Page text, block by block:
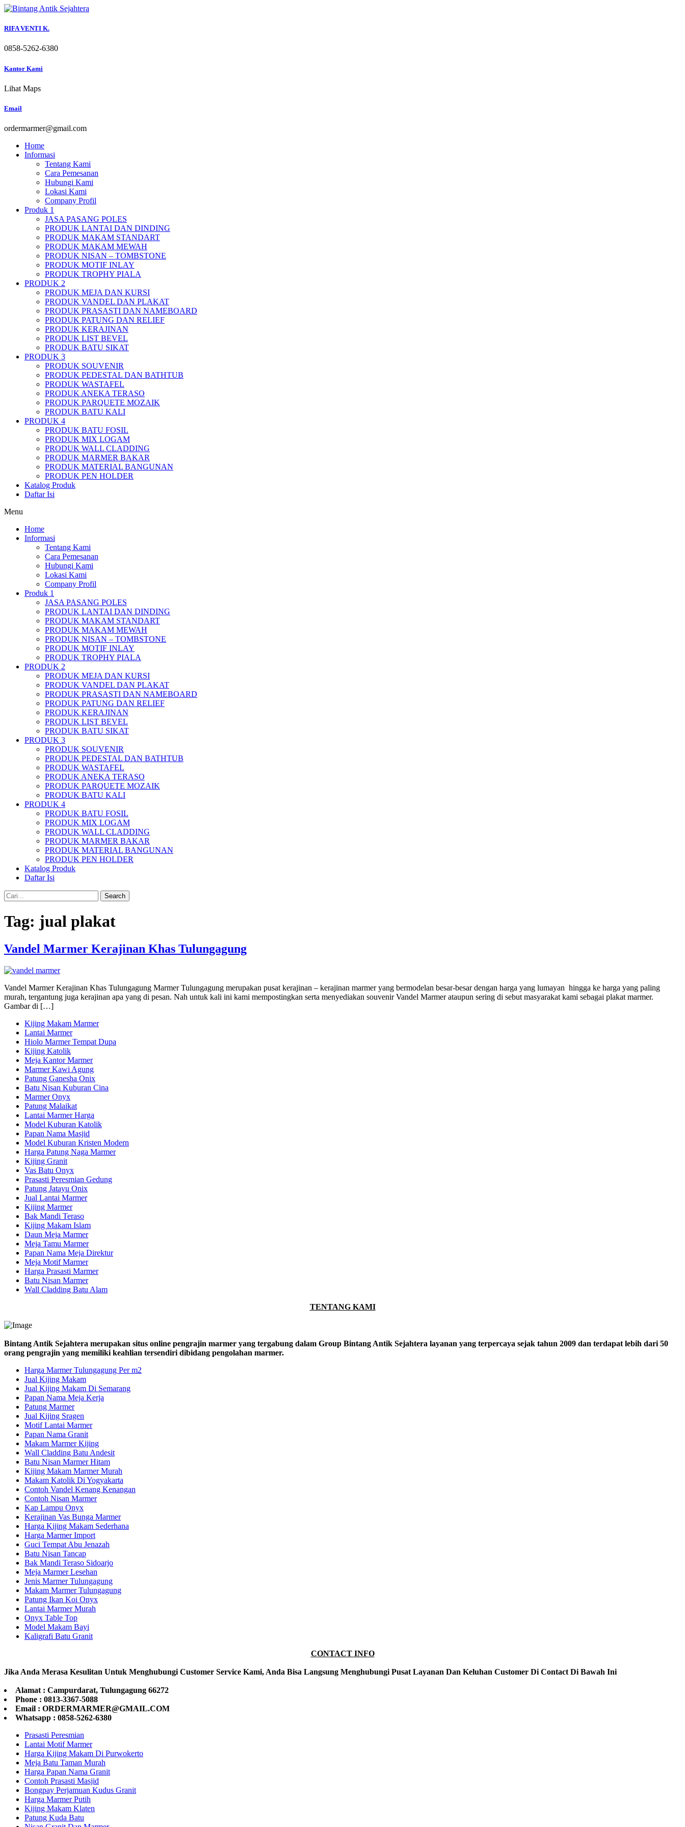
Skip
content
RIFA VENTI K.
0858-5262-6380
Kantor Kami
Lihat Maps
Email
ordermarmer@gmail.com
Home
Informasi
Tentang Kami
Cara Pemesanan
Hubungi Kami
Lokasi Kami
Company Profil
Produk 1
JASA PASANG POLES
PRODUK LANTAI DAN DINDING
PRODUK MAKAM STANDART
PRODUK MAKAM MEWAH
PRODUK NISAN – TOMBSTONE
PRODUK MOTIF INLAY
PRODUK TROPHY PIALA
PRODUK 2
PRODUK MEJA DAN KURSI
PRODUK VANDEL DAN PLAKAT
PRODUK PRASASTI DAN NAMEBOARD
PRODUK PATUNG DAN RELIEF
PRODUK KERAJINAN
PRODUK LIST BEVEL
PRODUK BATU SIKAT
PRODUK 3
PRODUK SOUVENIR
PRODUK PEDESTAL DAN BATHTUB
PRODUK WASTAFEL
PRODUK ANEKA TERASO
PRODUK PARQUETE MOZAIK
PRODUK BATU KALI
PRODUK 4
PRODUK BATU FOSIL
PRODUK MIX LOGAM
PRODUK WALL CLADDING
PRODUK MARMER BAKAR
PRODUK MATERIAL BANGUNAN
PRODUK PEN HOLDER
Katalog Produk
Daftar Isi
Menu
Home
Informasi
Tentang Kami
Cara Pemesanan
Hubungi Kami
Lokasi Kami
Company Profil
Produk 1
JASA PASANG POLES
PRODUK LANTAI DAN DINDING
PRODUK MAKAM STANDART
PRODUK MAKAM MEWAH
PRODUK NISAN – TOMBSTONE
PRODUK MOTIF INLAY
PRODUK TROPHY PIALA
PRODUK 2
PRODUK MEJA DAN KURSI
PRODUK VANDEL DAN PLAKAT
PRODUK PRASASTI DAN NAMEBOARD
PRODUK PATUNG DAN RELIEF
PRODUK KERAJINAN
PRODUK LIST BEVEL
PRODUK BATU SIKAT
PRODUK 3
PRODUK SOUVENIR
PRODUK PEDESTAL DAN BATHTUB
PRODUK WASTAFEL
PRODUK ANEKA TERASO
PRODUK PARQUETE MOZAIK
PRODUK BATU KALI
PRODUK 4
PRODUK BATU FOSIL
PRODUK MIX LOGAM
PRODUK WALL CLADDING
PRODUK MARMER BAKAR
PRODUK MATERIAL BANGUNAN
PRODUK PEN HOLDER
Katalog Produk
Daftar Isi
Search
Tag: jual plakat
Vandel Marmer Kerajinan Khas Tulungagung
Vandel Marmer Kerajinan Khas Tulungagung Marmer Tulungagung merupakan pusat kerajinan – kerajinan marmer yang bermodelan besar-besar dengan harga yang lumayan hingga ke harga yang paling
murah, tergantung juga kerajinan apa yang di pesan. Nah untuk kali ini kami mempostingkan serta menyediakan souvenir Vandel Marmer ataupun sering di sebut masyarakat kami sebagai plakat marmer.
Gambar di […]
Kijing Makam Marmer
Lantai Marmer
Hiolo Marmer Tempat Dupa
Kijing Katolik
Meja Kantor Marmer
Marmer Kawi Agung
Patung Ganesha Onix
Batu Nisan Kuburan Cina
Marmer Onyx
Patung Malaikat
Lantai Marmer Harga
Model Kuburan Katolik
Papan Nama Masjid
Model Kuburan Kristen Modern
Harga Patung Naga Marmer
Kijing Granit
Vas Batu Onyx
Prasasti Peresmian Gedung
Patung Jatayu Onix
Jual Lantai Marmer
Kijing Marmer
Bak Mandi Teraso
Kijing Makam Islam
Daun Meja Marmer
Meja Tamu Marmer
Papan Nama Meja Direktur
Meja Motif Marmer
Harga Prasasti Marmer
Batu Nisan Marmer
Wall Cladding Batu Alam
TENTANG KAMI
Bintang Antik Sejahtera merupakan situs online pengrajin marmer yang tergabung dalam Group Bintang Antik Sejahtera layanan yang terpercaya sejak tahun 2009 dan terdapat lebih dari 50
orang pengrajin yang memiliki keahlian tersendiri dibidang pengolahan marmer.
Harga Marmer Tulungagung Per m2
Jual Kijing Makam
Jual Kijing Makam Di Semarang
Papan Nama Meja Kerja
Patung Marmer
Jual Kijing Sragen
Motif Lantai Marmer
Papan Nama Granit
Makam Marmer Kijing
Wall Cladding Batu Andesit
Batu Nisan Marmer Hitam
Kijing Makam Marmer Murah
Makam Katolik Di Yogyakarta
Contoh Vandel Kenang Kenangan
Contoh Nisan Marmer
Kap Lampu Onyx
Kerajinan Vas Bunga Marmer
Harga Kijing Makam Sederhana
Harga Marmer Import
Guci Tempat Abu Jenazah
Batu Nisan Tancap
Bak Mandi Teraso Sidoarjo
Meja Marmer Lesehan
Jenis Marmer Tulungagung
Makam Marmer Tulungagung
Patung Ikan Koi Onyx
Lantai Marmer Murah
Onyx Table Top
Model Makam Bayi
Kaligrafi Batu Granit
CONTACT INFO
Jika Anda Merasa Kesulitan Untuk Menghubungi Customer Service Kami, Anda Bisa Langsung Menghubungi Pusat Layanan Dan Keluhan Customer Di Contact Di Bawah Ini
Alamat : Campurdarat, Tulungagung 66272
Phone : 0813-3367-5088
Email : ORDERMARMER@GMAIL.COM
Whatsapp : 0858-5262-6380
Prasasti Peresmian
Lantai Motif Marmer
Harga Kijing Makam Di Purwokerto
Meja Batu Taman Murah
Harga Papan Nama Granit
Contoh Prasasti Masjid
Bongpay Perjamuan Kudus Granit
Harga Marmer Putih
Kijing Makam Klaten
Patung Kuda Batu